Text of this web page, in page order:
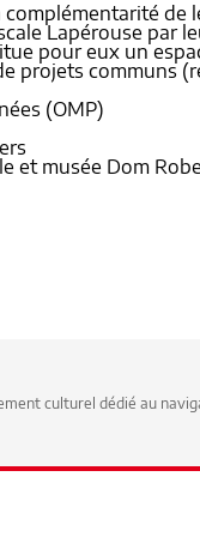
de
Lapérouse par
pour eux un
projets communs
(OMP)
et musée Dom
culturel dédié au